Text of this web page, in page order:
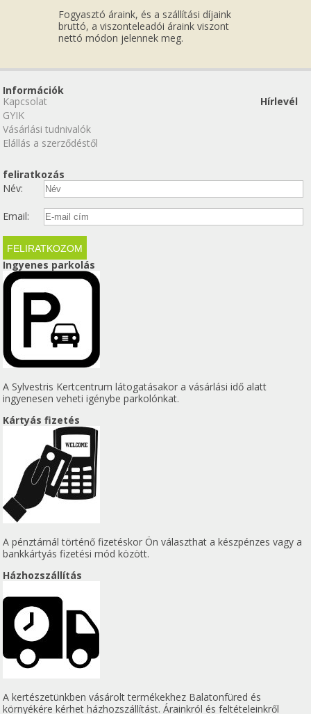
Fogyasztó áraink, és a szállítási díjaink
bruttó, a viszonteleadói áraink viszont
nettó módon jelennek meg.
Információk
Kapcsolat
GYIK
Vásárlási tudnivalók
Elállás a szerződéstől
Hírlevél
feliratkozás
Név:
Email:
Ingyenes parkolás
A Sylvestris Kertcentrum látogatásakor a vásárlási idő alatt
ingyenesen veheti igénybe parkolónkat.
Kártyás fizetés
A pénztárnál történő fizetéskor Ön választhat a készpénzes vagy a
bankkártyás fizetési mód között.
Házhozszállítás
A kertészetünkben vásárolt termékekhez Balatonfüred és
környékére kérhet házhozszállítást. Árainkról és feltételeinkről